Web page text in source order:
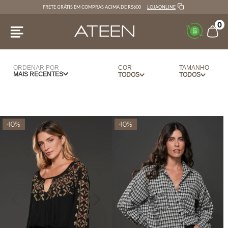
1ª COMPRA COM 10% OFF NO NEW IN ATEEN10
0
ORDENAR POR
MAIS RECENTES
COR
BRANCO
CARAMELO
CEREJA
CINZA
CRU
DOURADO
MARINHO
TAMANHO
PP
P
M
G
GG
40% 40%